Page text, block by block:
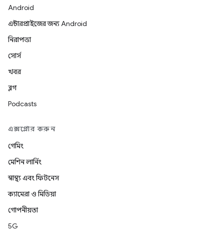
Android
এন্টারপ্রাইজের জন্য Android
নিরাপত্তা
সোর্স
খবর
ব্লগ
Podcasts
এক্সপ্লোর করুন
গেমিং
মেশিন লার্নিং
স্বাস্থ্য এবং ফিটনেস
ক্যামেরা ও মিডিয়া
গোপনীয়তা
5G